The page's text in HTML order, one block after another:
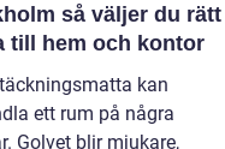
du rätt
till hem och kontor
kan
ett rum på några
Golvet blir mjukare,